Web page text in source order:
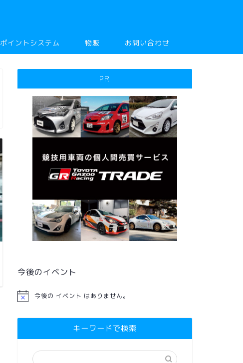
ポイントシステム 物販 お問い合わせ
PR
今後のイベント
今後の イベント はありません。
キーワードで検索